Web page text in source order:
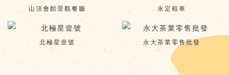
山頂會館景觀餐廳 永定租車
北極星壹號 永大茶業零售批發